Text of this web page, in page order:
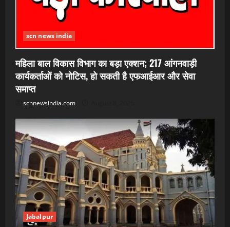
scn news india
महिला बाल विकास विभाग का बड़ा एक्शन; 217 आंगनवाड़ी
कार्यकर्ताओं को नोटिस, हो सकती है एफआईआर और सेवा
समाप्त
scnnewsindia.com
Jabalpur